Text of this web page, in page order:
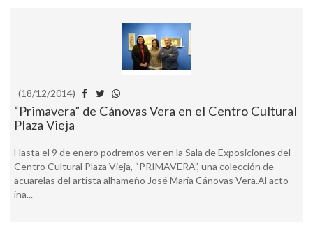
(18/12/2014)
“Primavera” de Cánovas Vera en el Centro Cultural
Plaza Vieja
Hasta el 9 de enero podremos ver en la Sala de Exposiciones del
Centro Cultural Plaza Vieja, “PRIMAVERA”, una colección de
acuarelas del artista alhameño José María Cánovas Vera.Al acto
ina...